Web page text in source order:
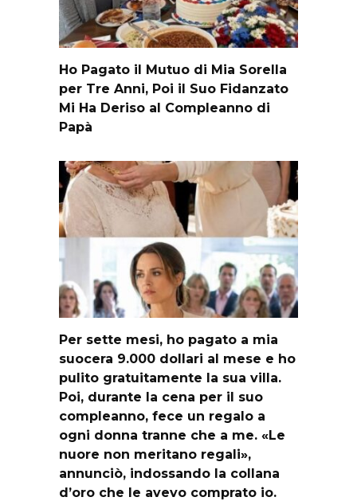
Ho Pagato il Mutuo di Mia Sorella
per Tre Anni, Poi il Suo Fidanzato
Mi Ha Deriso al Compleanno di
Papà
Per sette mesi, ho pagato a mia
suocera 9.000 dollari al mese e ho
pulito gratuitamente la sua villa.
Poi, durante la cena per il suo
compleanno, fece un regalo a
ogni donna tranne che a me. «Le
nuore non meritano regali»,
annunciò, indossando la collana
d’oro che le avevo comprato io.